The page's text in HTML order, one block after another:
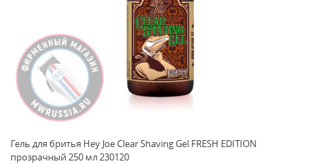
Гель для бритья Hey Joe Clear Shaving Gel FRESH EDITION
прозрачный 250 мл 230120